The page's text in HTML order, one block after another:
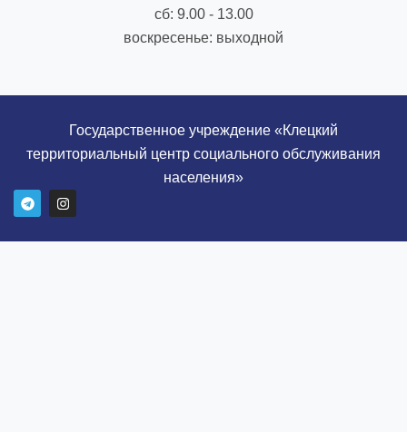
сб: 9.00 - 13.00
воскресенье: выходной
Государственное учреждение «Клецкий
территориальный центр социального обслуживания
населения»
T
e
I
n